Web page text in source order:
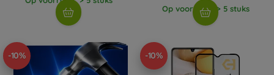
Op voorraad: > 5 stuks
-10% -10%